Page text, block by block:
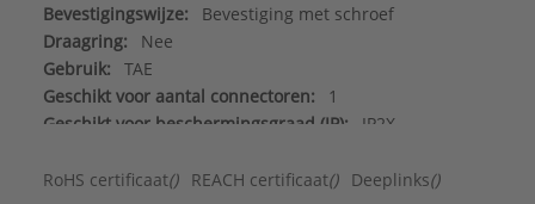
Bevestigingswijze:
Bevestiging met schroef
Draagring:
Nee
Gebruik:
TAE
Geschikt voor aantal connectoren:
1
Geschikt voor beschermingsgraad (IP):
IP2X
Incl. connectoren:
Nee
RoHS certificaat() REACH certificaat() Deeplinks()